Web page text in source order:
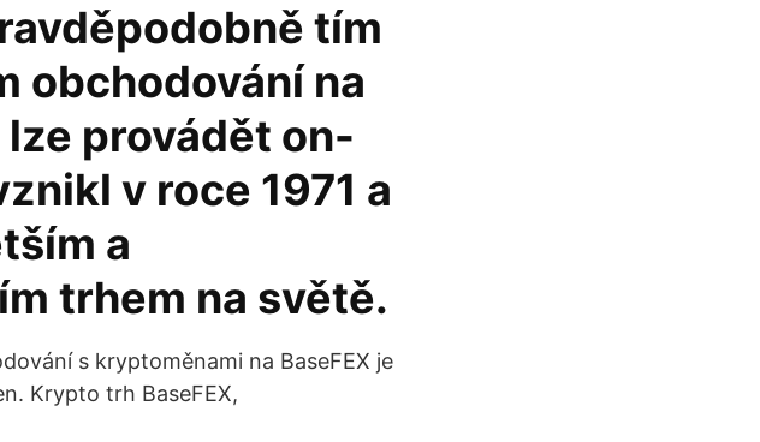
tím
obchodování na
provádět on-
v roce 1971 a
a
trhem na světě.
s kryptoměnami na BaseFEX je
Krypto trh BaseFEX,